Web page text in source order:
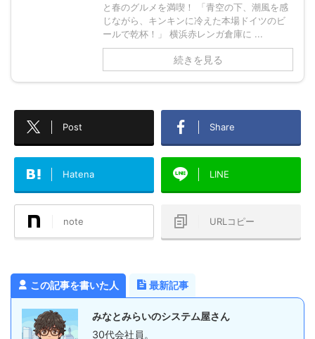
と春のグルメを満喫！ 「青空の下、潮風を感
じながら、キンキンに冷えた本場ドイツのビ
ールで乾杯！」 横浜赤レンガ倉庫に ...
続きを見る
Post Share
Hatena LINE
note URLコピー
この記事を書いた人 最新記事
みなとみらいのシステム屋さん
30代会社員。